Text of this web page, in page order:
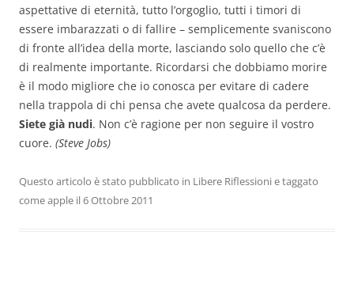
aspettative di eternità, tutto l’orgoglio, tutti i timori di
essere imbarazzati o di fallire – semplicemente svaniscono
di fronte all’idea della morte, lasciando solo quello che c’è
di realmente importante. Ricordarsi che dobbiamo morire
è il modo migliore che io conosca per evitare di cadere
nella trappola di chi pensa che avete qualcosa da perdere.
Siete già nudi. Non c’è ragione per non seguire il vostro
cuore. (Steve Jobs)
Questo articolo è stato pubblicato in Libere Riflessionie taggato
comeapple il6 Ottobre 2011